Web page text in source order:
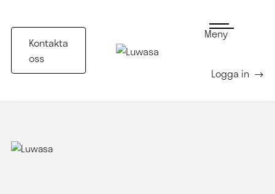
Kontakta
oss
Meny
Logga in